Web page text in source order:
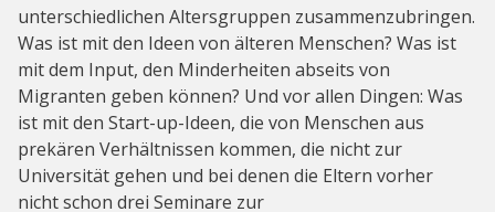
unterschiedlichen Altersgruppen zusammenzubringen.
Was ist mit den Ideen von älteren Menschen? Was ist
mit dem Input, den Minderheiten abseits von
Migranten geben können? Und vor allen Dingen: Was
ist mit den Start-up-Ideen, die von Menschen aus
prekären Verhältnissen kommen, die nicht zur
Universität gehen und bei denen die Eltern vorher
nicht schon drei Seminare zur